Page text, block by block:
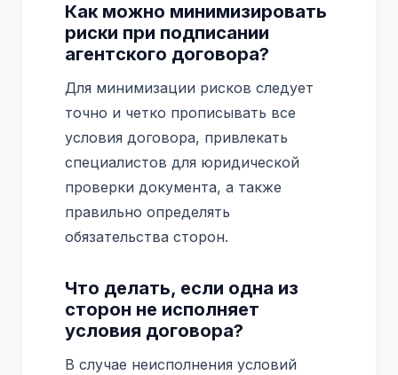
Как можно минимизировать
риски при подписании
агентского договора?
Для минимизации рисков следует
точно и четко прописывать все
условия договора, привлекать
специалистов для юридической
проверки документа, а также
правильно определять
обязательства сторон.
Что делать, если одна из
сторон не исполняет
условия договора?
В случае неисполнения условий